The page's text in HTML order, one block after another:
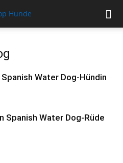
Water Dog-Hündin
Spanish Water Dog-Rüde